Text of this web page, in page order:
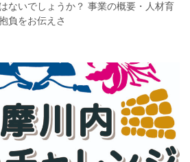
ないでしょうか？ 事業の概要・人材育
負をお伝えさ